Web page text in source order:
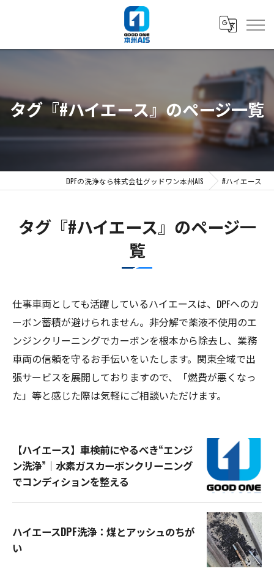
タグ『#ハイエース』のページ一覧
DPFの洗浄なら株式会社グッドワン本州AIS #ハイエース
タグ『#ハイエース』のページ一
覧
仕事車両としても活躍しているハイエースは、DPFへのカ
ーボン蓄積が避けられません。非分解で薬液不使用のエ
ンジンクリーニングでカーボンを根本から除去し、業務
車両の信頼を守るお手伝いをいたします。関東全域で出
張サービスを展開しておりますので、「燃費が悪くなっ
た」等と感じた際は気軽にご相談いただけます。
【ハイエース】車検前にやるべき“エンジ
ン洗浄”｜水素ガスカーボンクリーニング
でコンディションを整える
ハイエースDPF洗浄：煤とアッシュのちが
い